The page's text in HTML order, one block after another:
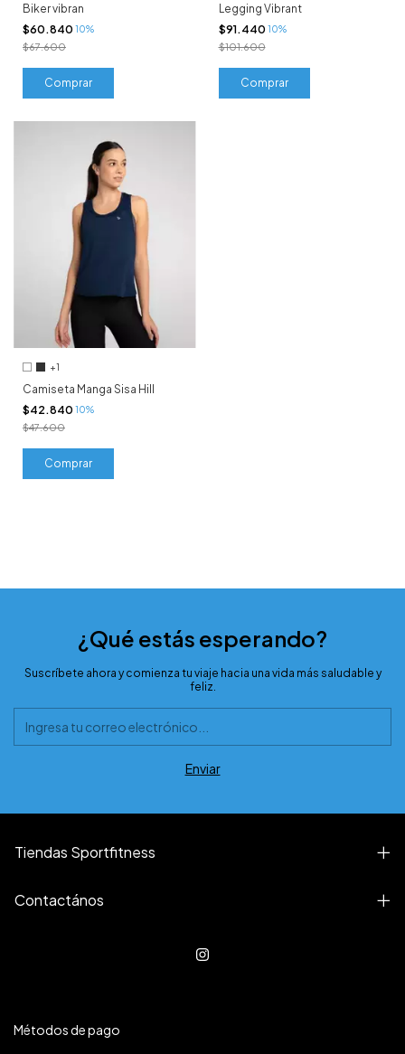
Biker vibran
$60.840 10%
$67.600
Comprar
Legging Vibrant
$91.440 10%
$101.600
Comprar
+1
Camiseta Manga Sisa Hill
$42.840 10%
$47.600
Comprar
¿Qué estás esperando?
Suscríbete ahora y comienza tu viaje hacia una vida más saludable y
feliz.
Tiendas Sportfitness
Contactános
Métodos de pago